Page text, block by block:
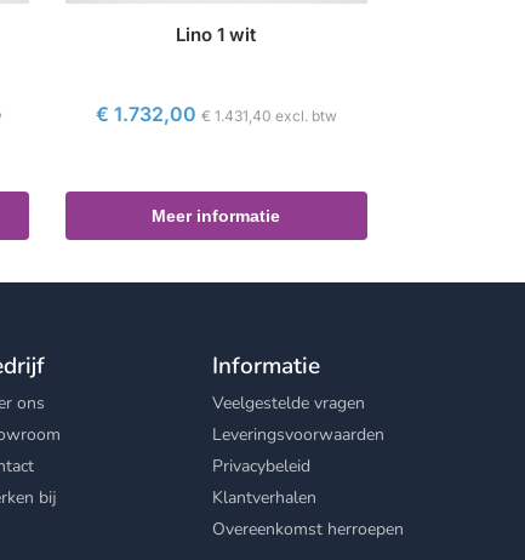
Lino 1 wit
€ 1.732,00 € 1.431,40 excl. btw
Meer informatie
ons
bij
Informatie
Veelgestelde vragen
Leveringsvoorwaarden
Privacybeleid
Klantverhalen
Overeenkomst herroepen